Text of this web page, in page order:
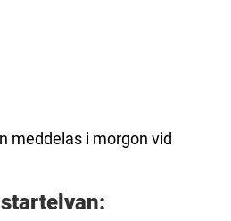
meddelas i morgon vid